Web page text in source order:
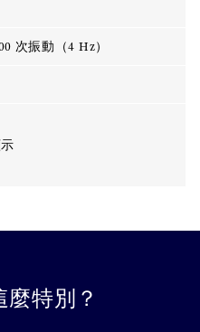
次振動（4 Hz）
麼特別？